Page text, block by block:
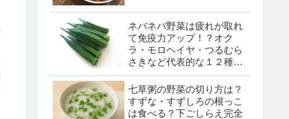
ネバネバ野菜は疲れが取れ
て免疫力アップ！？オク
ラ・モロヘイヤ・つるむら
さきなど代表的な１２種類
を紹介
七草粥の野菜の切り方は？
すずな・すずしろの根っこ
は食べる？下ごしらえ完全